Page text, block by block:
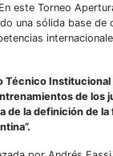
este Torneo
una sólida base de
Técnico
de los
de la definición de